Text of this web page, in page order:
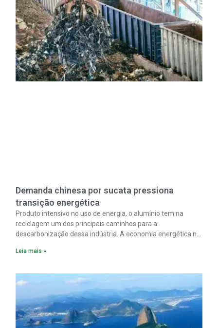
Demanda chinesa por sucata pressiona
transição energética
Produto intensivo no uso de energia, o alumínio tem na
reciclagem um dos principais caminhos para a
descarbonização dessa indústria. A economia energética na
material. A produção de um alumínio mais limpo, no entanto,
insumo, a sucata, devido, sobretudo, ao interesse chinês
pela matéria-prima.
Leia mais »